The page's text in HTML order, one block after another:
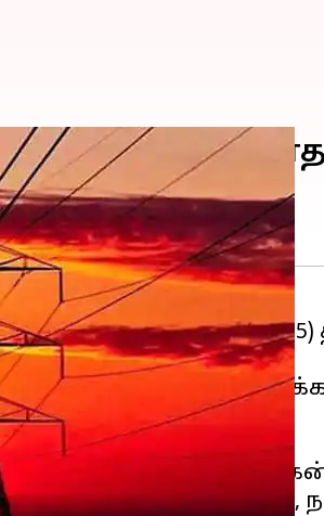
25)
(செப்டம்பர் 25)
அறிவித்துள்ளது.
சேர்ந்த மக்கள்
சின்ன